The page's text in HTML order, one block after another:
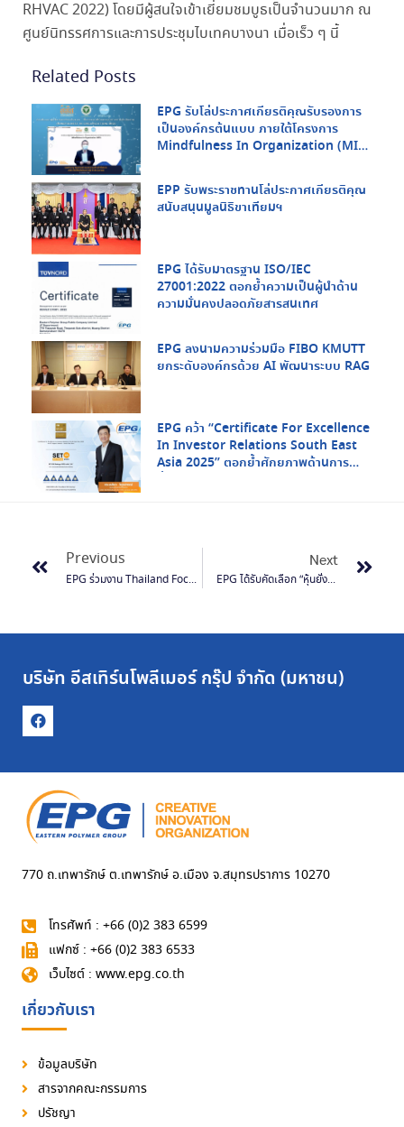
RHVAC 2022) โดยมีผู้สนใจเข้าเยี่ยมชมบูธเป็นจำนวนมาก ณ
ศูนย์นิทรรศการและการประชุมไบเทคบางนา เมื่อเร็ว ๆ นี้
Related Posts
EPG รับโล่ประกาศเกียรติคุณรับรองการ
เป็นองค์กรต้นแบบ ภายใต้โครงการ
Mindfulness In Organization (MIO)
และ สสส.
EPP รับพระราชทานโล่ประกาศเกียรติคุณ
สนับสนุนมูลนิธิขาเทียมฯ
EPG ได้รับมาตรฐาน ISO/IEC
27001:2022 ตอกย้ำความเป็นผู้นำด้าน
ความมั่นคงปลอดภัยสารสนเทศ
EPG ลงนามความร่วมมือ FIBO KMUTT
ยกระดับองค์กรด้วย AI พัฒนาระบบ RAG
EPG คว้า “Certificate For Excellence
In Investor Relations South East
Asia 2025” ตอกย้ำศักยภาพด้านการ
Previous
EPG ร่วมงาน Thailand Focus 2022 โชว์วิสัยทัศน์ พร้อมสร้างความเชื่อมั่นแก่นักลงทุนสถาบันทั้งในและต่างประเทศ
Next
EPG ได้รับคัดเลือก “หุ้นยั่งยืน” ประจำปี 2565 ต่อเนื่องเป็นปีที่ 2 สะท้อนถึงความมุ่งมั่นพัฒนาธุรกิจให้เติบโตไปพร้อมกับการสร้างคุณค่าแก่สังคมและสิ่งแวดล้อม
บริษัท อีสเทิร์นโพลีเมอร์ กรุ๊ป จำกัด (มหาชน)
770 ถ.เทพารักษ์ ต.เทพารักษ์ อ.เมือง จ.สมุทรปราการ 10270
โทรศัพท์ : +66 (0)2 383 6599
แฟกซ์ : +66 (0)2 383 6533
เว็บไซต์ : www.epg.co.th
เกี่ยวกับเรา
ข้อมูลบริษัท
สารจากคณะกรรมการ
ปรัชญา